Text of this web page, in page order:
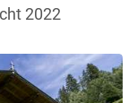
2022